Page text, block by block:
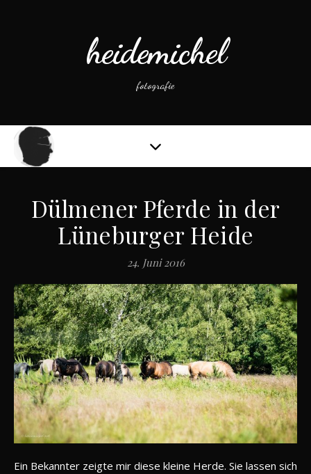
heidemichel
fotografie
Dülmener Pferde in der
Lüneburger Heide
24. Juni 2016
Ein Bekannter zeigte mir diese kleine Herde. Sie lassen sich